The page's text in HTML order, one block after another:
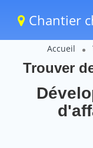
Chantier
Accueil
Trouver